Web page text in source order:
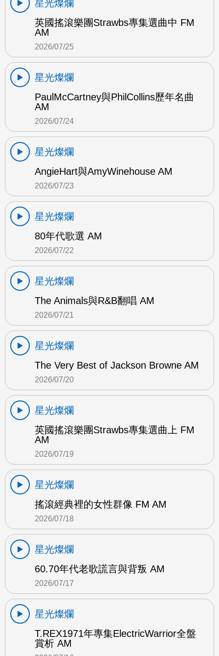
星光燦爛
英國搖滾樂團Strawbs專集選曲中 FM
AM
2026/07/25
星光燦爛
PaulMcCartney與PhilCollins歷年名曲
AM
2026/07/24
星光燦爛
AngieHart與AmyWinehouse AM
2026/07/23
星光燦爛
80年代歌選 AM
2026/07/22
星光燦爛
The Animals與R&B翻唱 AM
2026/07/21
星光燦爛
The Very Best of Jackson Browne AM
2026/07/20
星光燦爛
英國搖滾樂團Strawbs專集選曲上 FM
AM
2026/07/19
星光燦爛
搖滾經典裡的女性群像 FM AM
2026/07/18
星光燦爛
60.70年代老歌謊言與背叛 AM
2026/07/17
星光燦爛
T.REX1971年專集ElectricWarrior全盤
賞析 AM